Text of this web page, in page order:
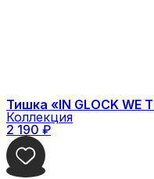
Тишка «IN GLOCK WE
Коллекция
2 190 ₽